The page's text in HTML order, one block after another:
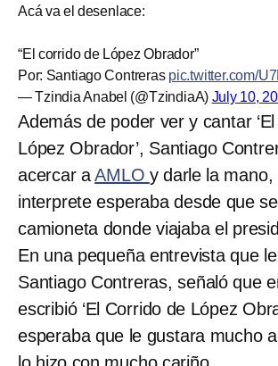
Acá va el desenlace:
“El corrido de López Obrador”
Por: Santiago Contreras pic.twitter.com/
— Tzindia Anabel (@TzindiaA) July 10,
Además de poder ver y cantar
López Obrador’, Santiago
acercar aAMLO y darle la mano,
interprete esperaba desde que
camioneta donde viajaba el
En una pequeña entrevista que
Santiago Contreras, señaló que
escribió ‘El Corrido de López
esperaba que le gustara mucho